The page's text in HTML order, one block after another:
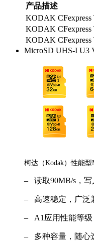
产品描述
KODAK CFexpress
KODAK CFexpress
KODAK CFexpress
MicroSD UHS-I U3
柯达（Kodak）性能
– 读取90MB/s，写
– 高速稳定，广泛
– A1应用性能等级
– 多种容量，随心